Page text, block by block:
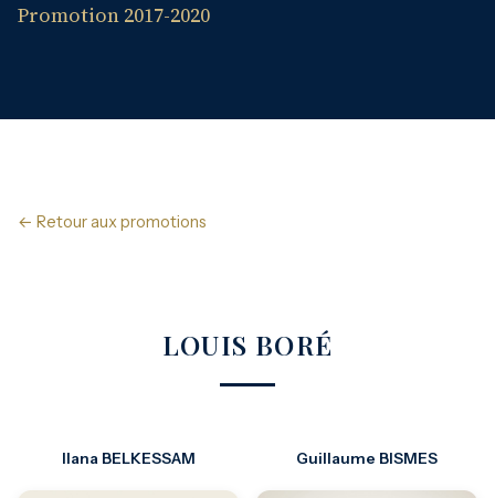
Promotion 2017-2020
← Retour aux promotions
LOUIS BORÉ
Ilana BELKESSAM Guillaume BISMES